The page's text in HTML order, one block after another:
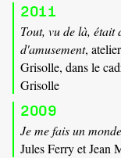
2011
Tout, vu de là, était
d'amusement,
Grisolle, dans le
Grisolle
2009
Je me fais un
Jules Ferry et Jean